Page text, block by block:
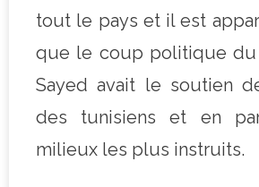
tout le pays et il est
que le coup politique du
Sayed avait le soutien
des tunisiens et en
milieux les plus instruits.